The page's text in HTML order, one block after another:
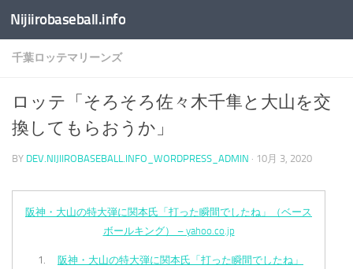
コンテンツへスキップ
Nijiirobaseball.info
千葉ロッテマリーンズ
ロッテ「そろそろ佐々木千隼と大山を交
換してもらおうか」
BY DEV.NIJIIROBASEBALL.INFO_WORDPRESS_ADMIN · 10月 3, 2020
阪神・大山の特大弾に関本氏「打った瞬間でしたね」（ベース
ボールキング） – yahoo.co.jp
阪神・大山の特大弾に関本氏「打った瞬間でしたね」